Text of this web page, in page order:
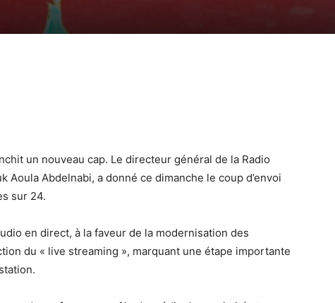
un nouveau cap. Le directeur général de la Radio
Aoula Abdelnabi, a donné ce dimanche le coup d’envoi
sur 24.
en direct, à la faveur de la modernisation des
du « live streaming », marquant une étape importante